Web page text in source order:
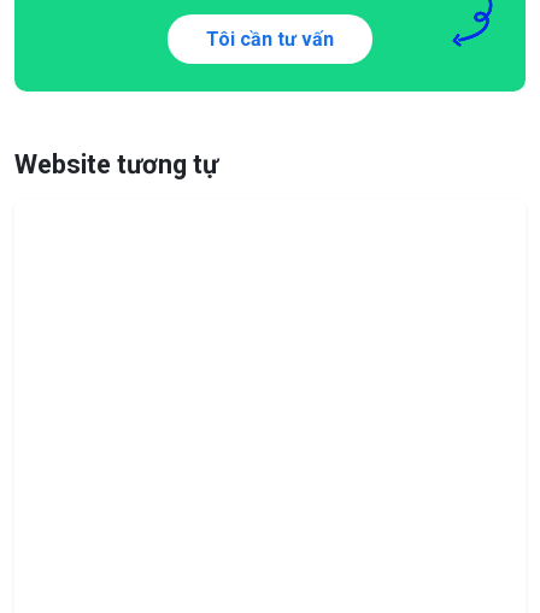
Tôi cần tư vấn
Website tương tự